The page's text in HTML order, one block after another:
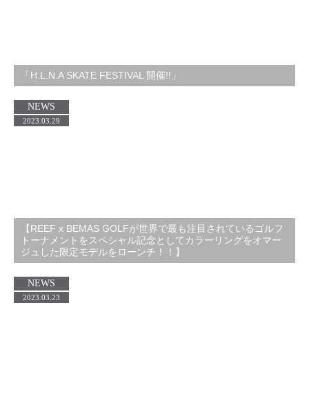
「H.L.N.A SKATE FESTIVAL 開催!!」
【REEF x BEMAS GOLFが世界で最も注目されているゴルフ
トーナメントをスペシャル記念としてカラーリングをオマー
ジュした限定モデルをローンチ！！】
NEWS
2023.03.29
NEWS
2023.03.23